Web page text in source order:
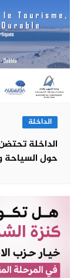
الداخلة
الداخلة
حول السياحة